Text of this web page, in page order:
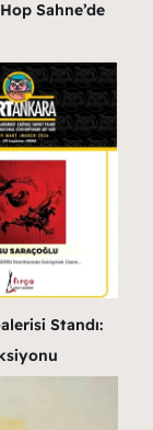
Sahne’de
Standı: